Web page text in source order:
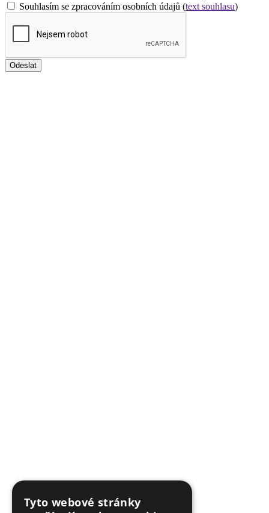
Souhlasím se zpracováním osobních údajů (text souhlasu)
Odeslat
Tyto webové stránky